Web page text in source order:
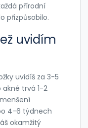
přírodní
přizpůsobilo.
uvidím
uvidíš za 3-5
trvá 1-2
4-6 týdnech
okamžitý